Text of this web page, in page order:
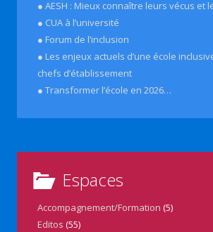
● AESH : Mieux connaître leurs vécus et
● CUA à l’université
● Forum de l’inclusion
● Les enjeux actuels d’une école
chefs d’établissement
● Transformer l’école en 2026…
Espaces
Accompagnement/Formation (5)
Editos (55)